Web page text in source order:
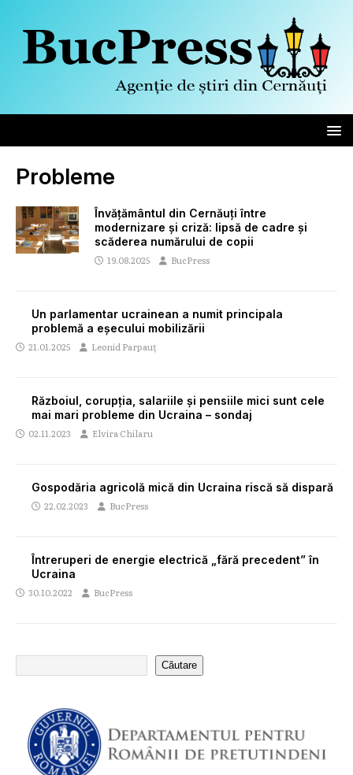
Probleme
Învățământul din Cernăuți între
modernizare și criză: lipsă de cadre și
scăderea numărului de copii
19.08.2025 BucPress
Un parlamentar ucrainean a numit principala
problemă a eșecului mobilizării
21.01.2025 Leonid Parpauț
Războiul, corupția, salariile și pensiile mici sunt cele
mai mari probleme din Ucraina – sondaj
02.11.2023 Elvira Chilaru
Gospodăria agricolă mică din Ucraina riscă să dispară
22.02.2023 BucPress
Întreruperi de energie electrică „fără precedent” în
Ucraina
30.10.2022 BucPress
Căutare